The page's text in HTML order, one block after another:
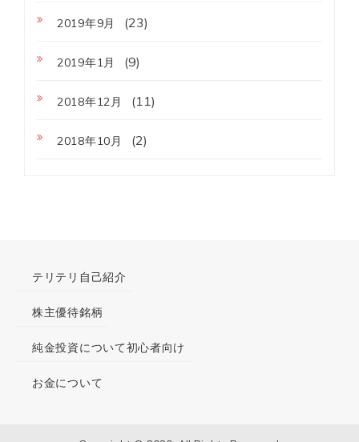
2019年9月 (23)
2019年1月 (9)
2018年12月 (11)
2018年10月 (2)
テリテリ自己紹介
株主優待銘柄
純金投資について初心者向け
お金について